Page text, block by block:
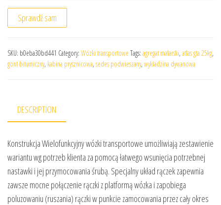
Sprawdź sam
SKU: b0eba30bd441 Category: Wózki transportowe Tags: agregat malarski, atlas gta 25kg,
gont bitumiczny, kabina prysznicowa, sedes podwieszany, wykładzina dywanowa
DESCRIPTION
Konstrukcja Wielofunkcyjny wózki transportowe umożliwiają zestawienie
wariantu wg potrzeb klienta za pomocą łatwego wsunięcia potrzebnej
nastawki i jej przymocowania śrubą. Specjalny układ rączek zapewnia
zawsze mocne połączenie rączki z platformą wózka i zapobiega
poluzowaniu (ruszania) rączki w punkcie zamocowania przez cały okres